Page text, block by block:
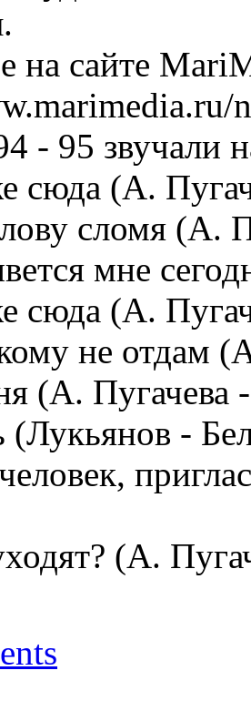
на сайте
- 95 звучали
сюда (А.
сломя (А.
мне
сюда (А.
не отдам
(А. Пугачева
(Лукьянов -
(А.